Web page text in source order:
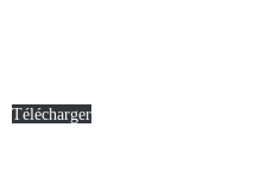
Télécharger